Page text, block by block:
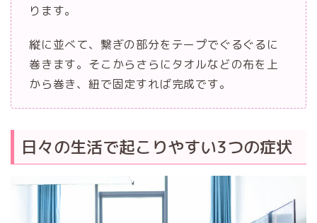
ります。
縦に並べて、繋ぎの部分をテープでぐるぐるに
巻きます。そこからさらにタオルなどの布を上
から巻き、紐で固定すれば完成です。
日々の生活で起こりやすい3つの症状